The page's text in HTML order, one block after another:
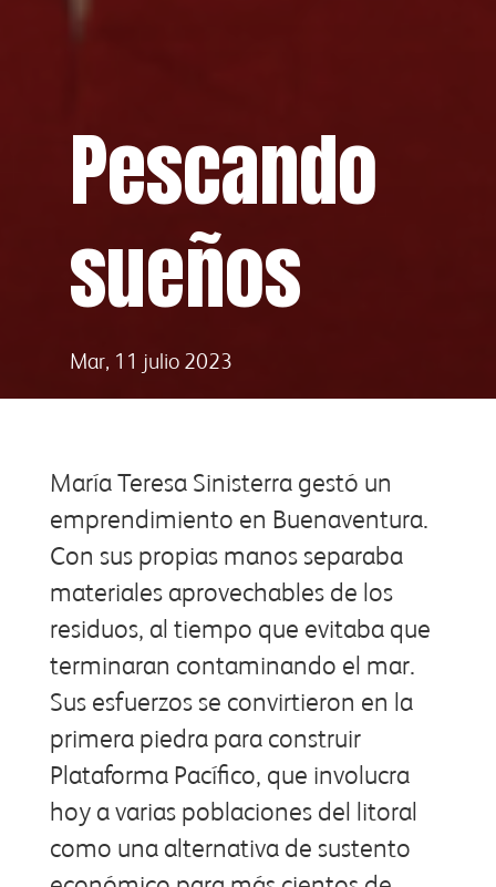
Pescando
sueños
Mar, 11 julio 2023
María Teresa Sinisterra gestó un
emprendimiento en Buenaventura.
Con sus propias manos separaba
materiales aprovechables de los
residuos, al tiempo que evitaba que
terminaran contaminando el mar.
Sus esfuerzos se convirtieron en la
primera piedra para construir
Plataforma Pacífico, que involucra
hoy a varias poblaciones del litoral
como una alternativa de sustento